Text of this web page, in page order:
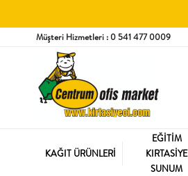
Müşteri Hizmetleri : 0 541 477 0009
KAĞIT ÜRÜNLERİ
EĞİTİM
KIRTASİYE
SUNUM